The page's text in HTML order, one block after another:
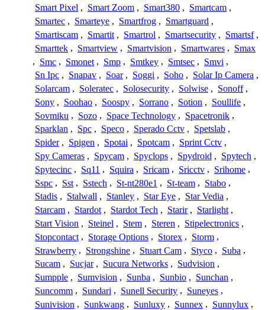
Smart Pixel , Smart Zoom , Smart380 , Smartcam ,
Smartec , Smarteye , Smartfrog , Smartguard ,
Smartiscam , Smartit , Smartrol , Smartsecurity , Smartsf ,
Smarttek , Smartview , Smartvision , Smartwares , Smax
, Smc , Smonet , Smp , Smtkey , Smtsec , Smvi ,
Sn Ipc , Snapav , Soar , Soggi , Soho , Solar Ip Camera ,
Solarcam , Soleratec , Solosecurity , Solwise , Sonoff ,
Sony , Soohao , Soospy , Sorrano , Sotion , Soullife ,
Sovmiku , Sozo , Space Technology , Spacetronik ,
Sparklan , Spc , Speco , Sperado Cctv , Spetslab ,
Spider , Spigen , Spotai , Spotcam , Sprint Cctv ,
Spy Cameras , Spycam , Spyclops , Spydroid , Spytech ,
Spytecinc , Sq11 , Squira , Sricam , Sricctv , Srihome ,
Sspc , Sst , Sstech , St-nt280e1 , St-team , Stabo ,
Stadis , Stalwall , Stanley , Star Eye , Star Vedia ,
Starcam , Stardot , Stardot Tech , Starir , Starlight ,
Start Vision , Steinel , Stem , Steren , Stipelectronics ,
Stopcontact , Storage Options , Storex , Storm ,
Strawberry , Strongshine , Stuart Cam , Styco , Suba ,
Sucam , Sucjar , Sucura Networks , Sudvision ,
Sumpple , Sumvision , Sunba , Sunbio , Sunchan ,
Suncomm , Sundari , Sunell Security , Suneyes ,
Sunivision , Sunkwang , Sunluxy , Sunnex , Sunnylux ,